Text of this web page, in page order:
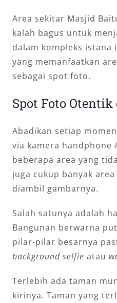
Area sekitar Masjid
kalah bagus untuk
dalam kompleks istana
yang memanfaatkan
sebagai spot foto.
Spot Foto
Abadikan setiap
via kamera handphone
beberapa area yang
juga cukup banyak
diambil gambarnya.
Salah satunya adalah
Bangunan berwarna
pilar-pilar besarnya
background selfie atau
Terlebih ada taman
kirinya. Taman yang